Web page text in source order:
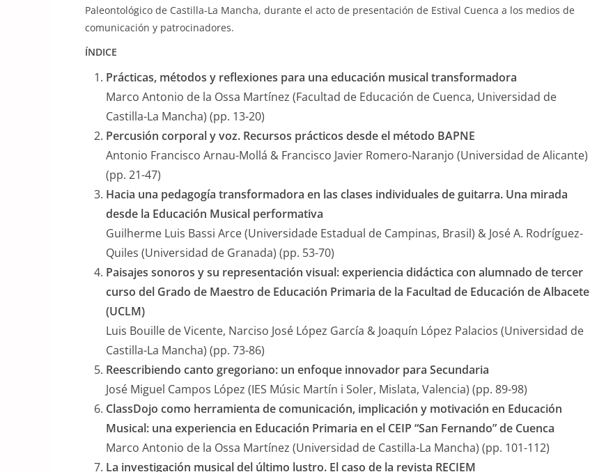
Paleontológico de Castilla-La Mancha, durante el acto de presentación de Estival Cuenca a los medios de
comunicación y patrocinadores.
ÍNDICE
Prácticas, métodos y reflexiones para una educación musical transformadora
Marco Antonio de la Ossa Martínez (Facultad de Educación de Cuenca, Universidad de
Castilla-La Mancha) (pp. 13-20)
Percusión corporal y voz. Recursos prácticos desde el método BAPNE
Antonio Francisco Arnau-Mollá & Francisco Javier Romero-Naranjo (Universidad de Alicante)
(pp. 21-47)
Hacia una pedagogía transformadora en las clases individuales de guitarra. Una mirada
desde la Educación Musical performativa
Guilherme Luis Bassi Arce (Universidade Estadual de Campinas, Brasil) & José A. Rodríguez-
Quiles (Universidad de Granada) (pp. 53-70)
Paisajes sonoros y su representación visual: experiencia didáctica con alumnado de tercer
curso del Grado de Maestro de Educación Primaria de la Facultad de Educación de Albacete
(UCLM)
Luis Bouille de Vicente, Narciso José López García & Joaquín López Palacios (Universidad de
Castilla-La Mancha) (pp. 73-86)
Reescribiendo canto gregoriano: un enfoque innovador para Secundaria
José Miguel Campos López (IES Músic Martín i Soler, Mislata, Valencia) (pp. 89-98)
ClassDojo como herramienta de comunicación, implicación y motivación en Educación
Musical: una experiencia en Educación Primaria en el CEIP “San Fernando” de Cuenca
Marco Antonio de la Ossa Martínez (Universidad de Castilla-La Mancha) (pp. 101-112)
La investigación musical del último lustro. El caso de la revista RECIEM